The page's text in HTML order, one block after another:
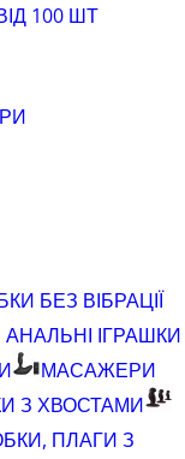
100 ШТ
БЕЗ ВІБРАЦІЇ
АНАЛЬНІ ІГРАШКИ
МАСАЖЕРИ
З ХВОСТАМИ
ПЛАГИ З